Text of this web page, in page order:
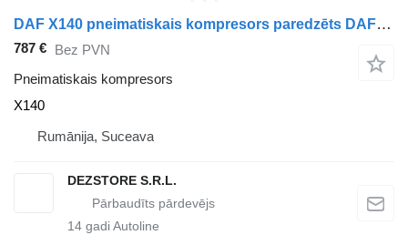
DAF X140 pneimatiskais kompresors paredzēts DAF LF45 vilcēja
787 € Bez PVN
Pneimatiskais kompresors
X140
Rumānija, Suceava
DEZSTORE S.R.L.
14 gadi Autoline